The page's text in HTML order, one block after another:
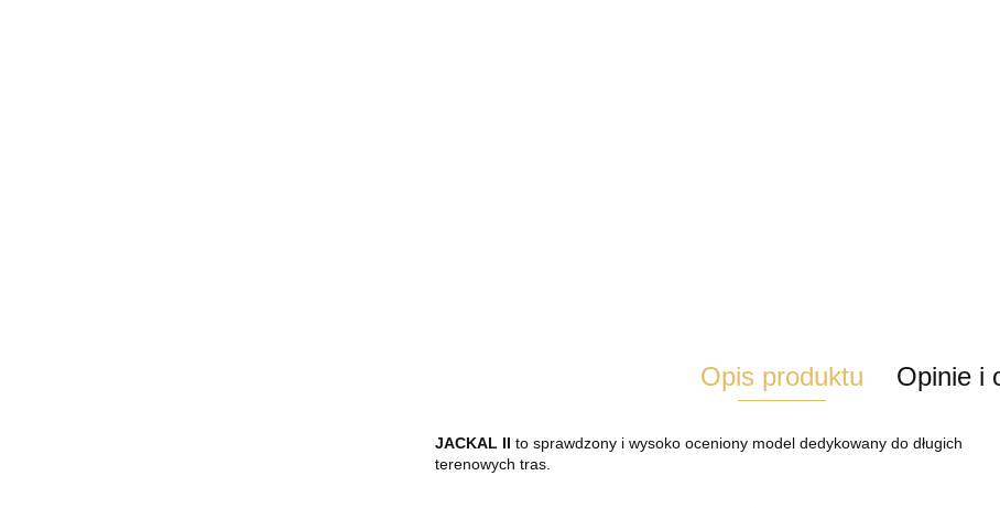
Opis produktu Opinie i
JACKAL II to sprawdzony i wysoko oceniony model dedykowany do długich
terenowych tras.